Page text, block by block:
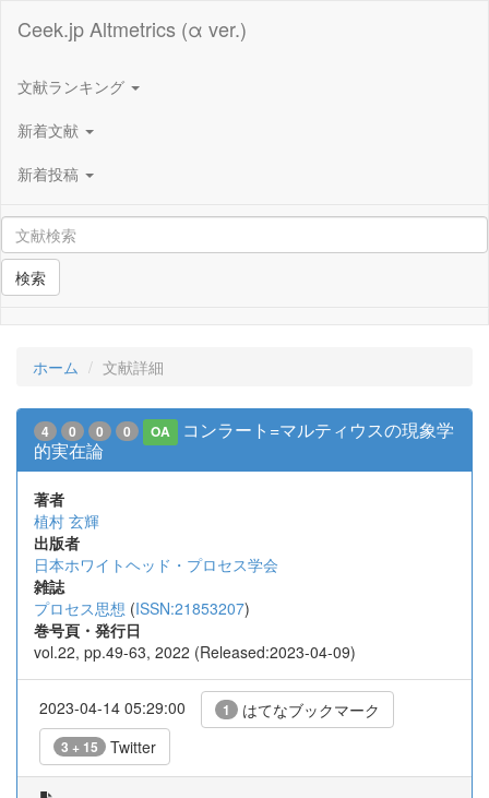
Ceek.jp Altmetrics (α ver.)
文献ランキング
新着文献
新着投稿
検索
ホーム 文献詳細
4 0 0 0 OA
コンラート=マルティウスの現象学
的実在論
著者
植村 玄輝
出版者
日本ホワイトヘッド・プロセス学会
雑誌
プロセス思想 (ISSN:21853207)
巻号頁・発行日
vol.22, pp.49-63, 2022 (Released:2023-04-09)
2023-04-14 05:29:00 1 はてなブックマーク
3 + 15 Twitter